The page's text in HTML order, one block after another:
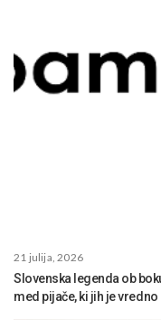
21 julija, 2026
Slovenska legenda ob
med pijače, ki jih je